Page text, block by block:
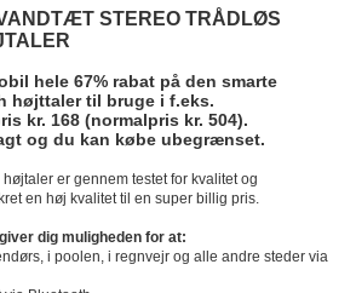
STEREO TRÅDLØS
hele 67% rabat på den smarte
højttaler til bruge i f.eks.
kr. 168 (normalpris kr. 504).
og du kan købe ubegrænset.
er gennem testet for kvalitet og
en høj kvalitet til en super billig pris.
dig muligheden for at:
i poolen, i regnvejr og alle andre steder via